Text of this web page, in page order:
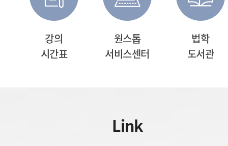
강의
시간표
원스톱
서비스센터
법학
도서관
Link